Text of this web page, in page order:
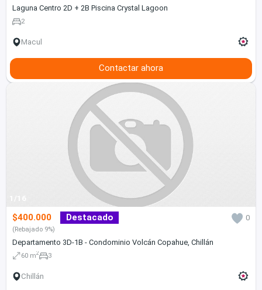
Laguna Centro 2D + 2B Piscina Crystal Lagoon
2
Macul
Contactar ahora
1/16
$400.000 Destacado 0
(Rebajado 9%)
Departamento 3D-1B - Condominio Volcán Copahue, Chillán
60 m2 3
Chillán